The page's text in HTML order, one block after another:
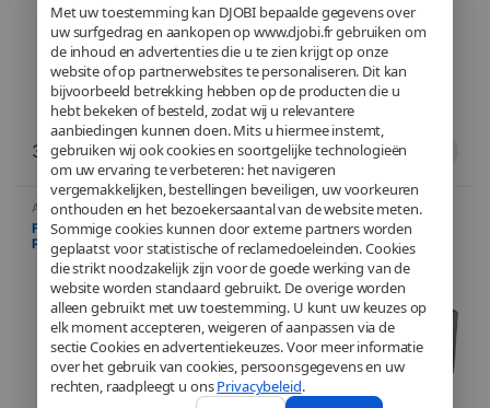
Met uw toestemming kan DJOBI bepaalde gegevens over
uw surfgedrag en aankopen op www.djobi.fr gebruiken om
de inhoud en advertenties die u te zien krijgt op onze
website of op partnerwebsites te personaliseren. Dit kan
bijvoorbeeld betrekking hebben op de producten die u
hebt bekeken of besteld, zodat wij u relevantere
aanbiedingen kunnen doen. Mits u hiermee instemt,
gebruiken wij ook cookies en soortgelijke technologieën
om uw ervaring te verbeteren: het navigeren
vergemakkelijken, bestellingen beveiligen, uw voorkeuren
onthouden en het bezoekersaantal van de website meten.
Sommige cookies kunnen door externe partners worden
geplaatst voor statistische of reclamedoeleinden. Cookies
die strikt noodzakelijk zijn voor de goede werking van de
website worden standaard gebruikt. De overige worden
alleen gebruikt met uw toestemming. U kunt uw keuzes op
elk moment accepteren, weigeren of aanpassen via de
sectie Cookies en advertentiekeuzes. Voor meer informatie
over het gebruik van cookies, persoonsgegevens en uw
rechten, raadpleegt u onsPrivacybeleid.
379,26€ 293,58€
Alimentation,PC-onderdelen,
Informatica
FSP Fortron 1350W 80+
Platinum Full Modulaire – ATX
3.0
Alimentation,PC-onderdelen
FSP VITA GM – Alimentation
1000W – 24-pin ATX